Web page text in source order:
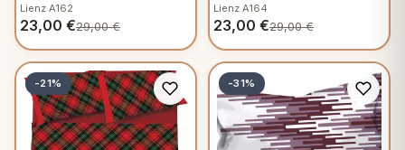
Lienz A162
23,00 €29,00€
Lienz A164
23,00 €29,00€
-21% -31%